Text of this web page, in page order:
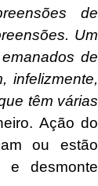
de
Um
de
infelizmente,
têm várias
Ação do
ou estão
e desmonte